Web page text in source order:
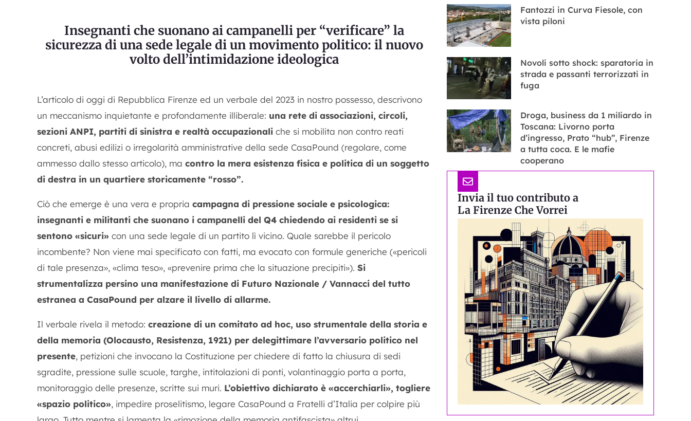
Insegnanti che suonano ai campanelli per “verificare” la
sicurezza di una sede legale di un movimento politico: il nuovo
volto dell’intimidazione ideologica
L’articolo di oggi di Repubblica Firenze ed un verbale del 2023 in nostro possesso, descrivono
un meccanismo inquietante e profondamente illiberale: una rete di associazioni, circoli,
sezioni ANPI, partiti di sinistra e realtà occupazionali che si mobilita non contro reati
concreti, abusi edilizi o irregolarità amministrative della sede CasaPound (regolare, come
ammesso dallo stesso articolo), ma contro la mera esistenza fisica e politica di un soggetto
di destra in un quartiere storicamente “rosso”.
Ciò che emerge è una vera e propria campagna di pressione sociale e psicologica:
insegnanti e militanti che suonano i campanelli del Q4 chiedendo ai residenti se si
sentono «sicuri» con una sede legale di un partito lì vicino. Quale sarebbe il pericolo
incombente? Non viene mai specificato con fatti, ma evocato con formule generiche («pericoli
di tale presenza», «clima teso», «prevenire prima che la situazione precipiti»). Si
strumentalizza persino una manifestazione di Futuro Nazionale / Vannacci del tutto
estranea a CasaPound per alzare il livello di allarme.
Il verbale rivela il metodo: creazione di un comitato ad hoc, uso strumentale della storia e
della memoria (Olocausto, Resistenza, 1921) per delegittimare l’avversario politico nel
presente, petizioni che invocano la Costituzione per chiedere di fatto la chiusura di sedi
sgradite, pressione sulle scuole, targhe, intitolazioni di ponti, volantinaggio porta a porta,
monitoraggio delle presenze, scritte sui muri. L’obiettivo dichiarato è «accerchiarli», togliere
«spazio politico», impedire proselitismo, legare CasaPound a Fratelli d’Italia per colpire più
Fantozzi in Curva Fiesole, con
vista piloni
Novoli sotto shock: sparatoria in
strada e passanti terrorizzati in
fuga
Droga, business da 1 miliardo in
Toscana: Livorno porta
d’ingresso, Prato “hub”, Firenze
a tutta coca. E le mafie
cooperano
Invia il tuo contributo a
La Firenze Che Vorrei